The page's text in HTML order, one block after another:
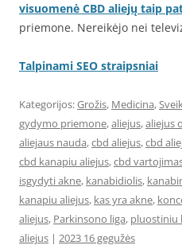
visuomenė CBD aliejų taip
priemone. Nereikėjo nei
Talpinami SEO straipsniai
Kategorijos:Grožis, Medicina,
gydymo priemone,aliejus,aliejus
aliejaus nauda,cbd aliejus,cbd
cbd kanapiu aliejus,cbd
isgydyti akne, kanabidiolis,
kanapiu aliejus, kas yra akne,
aliejus, Parkinsono liga, pluostiniu
aliejus | 2023 16 gegužės